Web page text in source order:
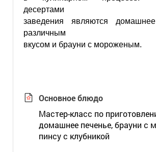
десертами
заведения являются
различным
вкусом и брауни с мороженым.
Основное блюдо
Мастер-класс по
домашнее печенье, брауни с
пинсу с клубникой